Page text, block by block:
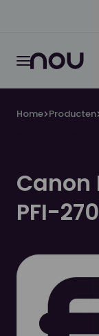
Ga naar
Ga naar
Home Producten
PFI-